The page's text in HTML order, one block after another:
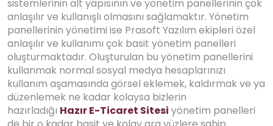
sistemlerinin alt yapısının ve yönetim panellerinin çok
anlaşılır ve kullanışlı olmasını sağlamaktır. Yönetim
panellerinin yönetimi ise Prasoft Yazılım ekipleri özel
anlaşılır ve kullanımı çok basit yönetim panelleri
oluşturmaktadır. Oluşturulan bu yönetim panellerini
kullanmak normal sosyal medya hesaplarınızı
kullanım aşamasında görsel eklemek, kaldırmak ve ya
düzenlemek ne kadar kolaysa bizlerin
hazırladığı Hazır E-Ticaret Sitesi yönetim panelleri